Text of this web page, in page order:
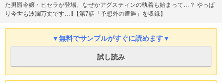
た男爵令嬢・ヒセラが登場、なぜかアグスティンの執着も始まって…？ やっぱ
り今世も波瀾万丈です…!!【第7話「予想外の遭遇」を収録】
▼無料でサンプルがすぐに読めます▼
試し読み